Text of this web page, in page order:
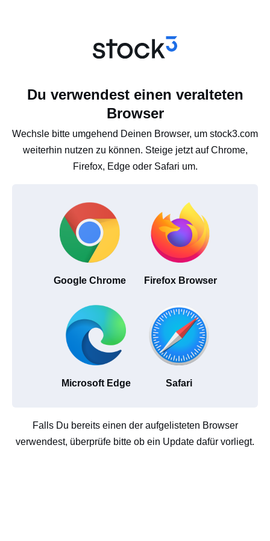
Du verwendest einen veralteten
Browser
Wechsle bitte umgehend Deinen Browser, um stock3.com
weiterhin nutzen zu können. Steige jetzt auf Chrome,
Firefox, Edge oder Safari um.
Google Chrome Firefox Browser
Microsoft Edge Safari
Falls Du bereits einen der aufgelisteten Browser
verwendest, überprüfe bitte ob ein Update dafür vorliegt.